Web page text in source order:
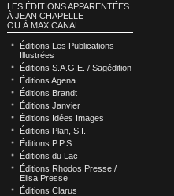
LES ÉDITIONS APPARENTÉES
À JEAN CHAPELLE
OU À MAX CANAL
Éditions Les Publications
Illustrées
Éditions S.A.G.E. / Sagédition
Éditions Agena
Éditions Brandt
Éditions Janvier
Éditions Idées Images
Éditions Plan, S.I.
Éditions P.P.S.
Éditions du Lac
Éditions Rhodos Presse /
Elisa Presse
Éditions Clarus